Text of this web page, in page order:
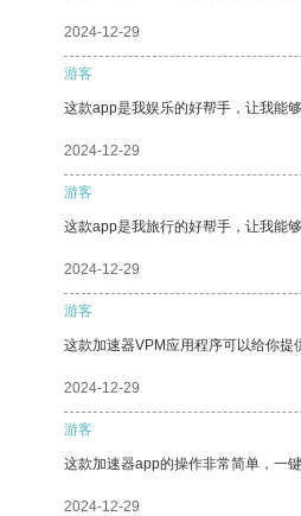
2024-12-29
游客
这款app是我娱乐的好帮手，让我能
2024-12-29
游客
这款app是我旅行的好帮手，让我能
2024-12-29
游客
这款加速器VPM应用程序可以给你提
2024-12-29
游客
这款加速器app的操作非常简单，一
2024-12-29